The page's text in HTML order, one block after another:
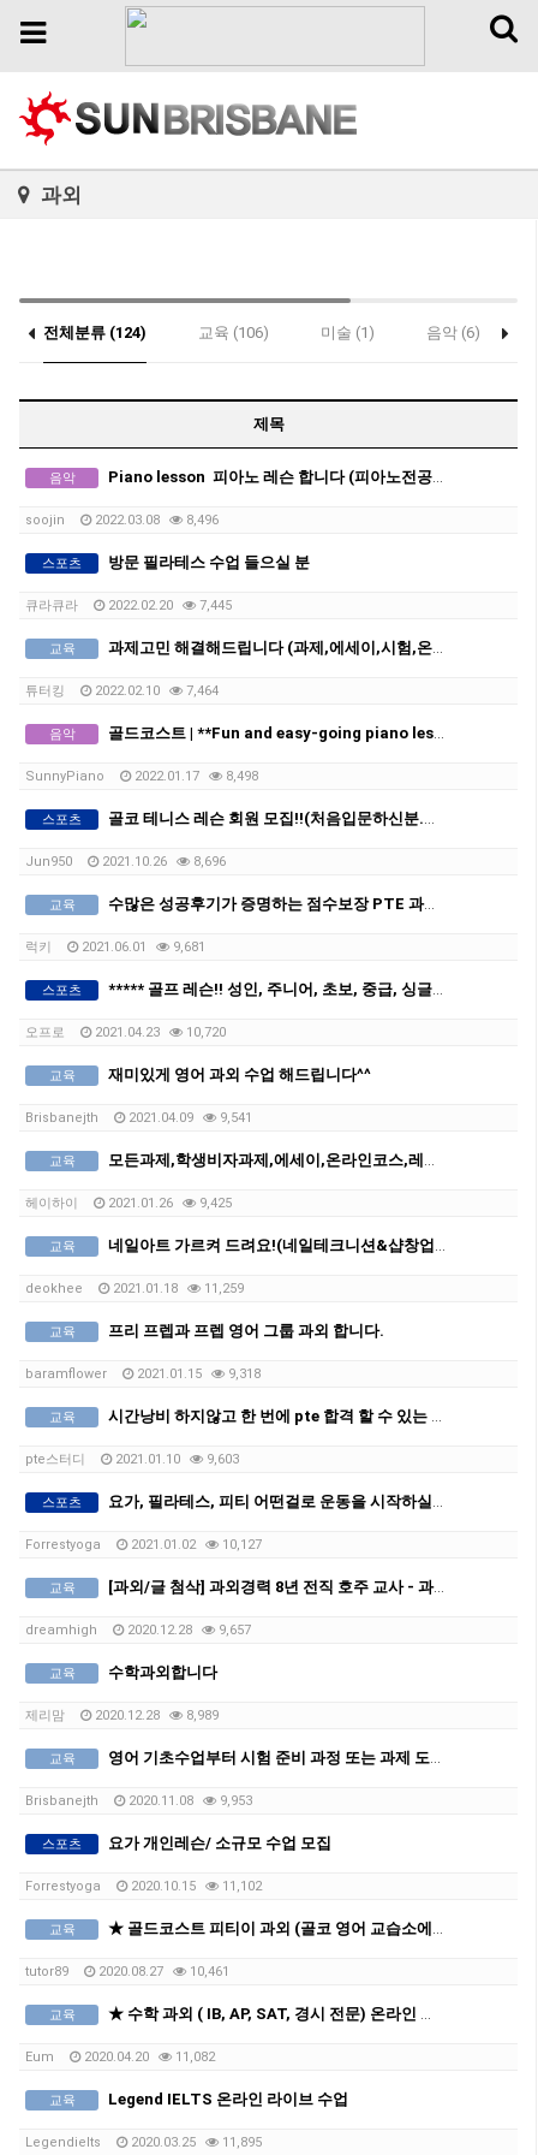
Toggle
Toggle
과외
전체분류 (124) 교육 (106) 미술 (1) 음악 (6)
제목
음악 Piano lesson 피아노 레슨 합니다 (피아노전공 석사)
soojin 2022.03.08 8,496
스포츠 방문 필라테스 수업 들으실 분
큐라큐라 2022.02.20 7,445
교육 과제고민 해결해드립니다 (과제,에세이,시험,온라인코스,번역,이력서,커버레터)
튜터킹 2022.02.10 7,464
음악 골드코스트 | **Fun and easy-going piano lesson in Ashmore 피아노 레슨 **
SunnyPiano 2022.01.17 8,498
스포츠 골코 테니스 레슨 회원 모집!!(처음입문하신분.초보자.직장인.주부.어린이)
Jun950 2021.10.26 8,696
교육 수많은 성공후기가 증명하는 점수보장 PTE 과외 (아이엘츠 기준 5, 6, 7, 8 모두 가능)
럭키 2021.06.01 9,681
스포츠 ***** 골프 레슨!! 성인, 주니어, 초보, 중급, 싱글 핸디캡, 그룹, 라운딩 레슨!!
오프로 2021.04.23 10,720
교육 재미있게 영어 과외 수업 해드립니다^^
Brisbanejth 2021.04.09 9,541
교육 모든과제,학생비자과제,에세이,온라인코스,레쥬메,커버레터는 전문가에게 도움받으세요!
헤이하이 2021.01.26 9,425
교육 네일아트 가르켜 드려요!(네일테크니션&샵창업&국가자격증취득)
deokhee 2021.01.18 11,259
교육 프리 프렙과 프렙 영어 그룹 과외 합니다.
baramflower 2021.01.15 9,318
교육 시간낭비 하지않고 한 번에 pte 합격 할 수 있는 공부방법과 노하우를 알려드립니다. (20,000won/hour)
pte스터디 2021.01.10 9,603
스포츠 요가, 필라테스, 피티 어떤걸로 운동을 시작하실지 고민이세요? 제가 도와드릴 수 있어요!
Forrestyoga 2021.01.02 10,127
교육 [과외/글 첨삭] 과외경력 8년 전직 호주 교사 - 과외&첨삭전문!
dreamhigh 2020.12.28 9,657
교육 수학과외합니다
제리맘 2020.12.28 8,989
교육 영어 기초수업부터 시험 준비 과정 또는 과제 도움까지 맞춤으로 영어 수업 해드립니다^^
Brisbanejth 2020.11.08 9,953
스포츠 요가 개인레슨/ 소규모 수업 모집
Forrestyoga 2020.10.15 11,102
교육 ★ 골드코스트 피티이 과외 (골코 영어 교습소에서 PTE 만점 강사와 공부하세요!)★
tutor89 2020.08.27 10,461
교육 ★ 수학 과외 ( IB, AP, SAT, 경시 전문) 온라인 수업 ★
Eum 2020.04.20 11,082
교육 Legend IELTS 온라인 라이브 수업
Legendielts 2020.03.25 11,895